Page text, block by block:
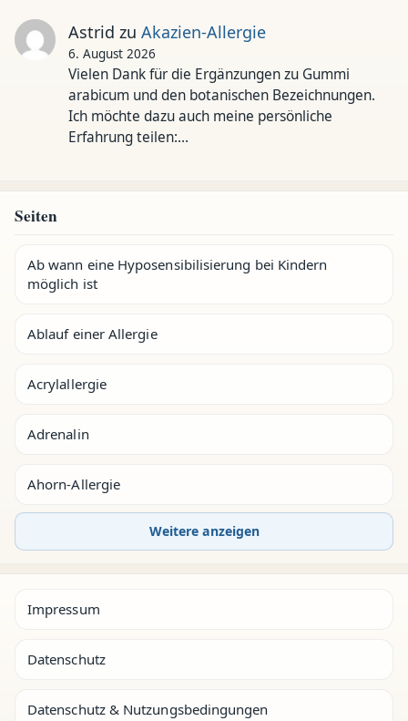
Astrid zu Akazien-Allergie
6. August 2026
Vielen Dank für die Ergänzungen zu Gummi
arabicum und den botanischen Bezeichnungen.
Ich möchte dazu auch meine persönliche
Erfahrung teilen:…
Seiten
Ab wann eine Hyposensibilisierung bei Kindern
möglich ist
Ablauf einer Allergie
Acrylallergie
Adrenalin
Ahorn-Allergie
Weitere anzeigen
Impressum
Datenschutz
Datenschutz & Nutzungsbedingungen